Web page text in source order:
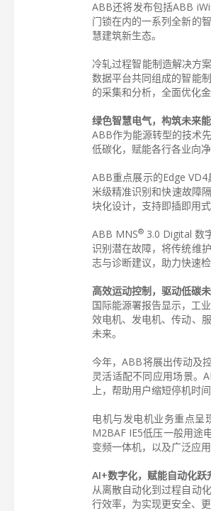
ABB还将发布包括ABB
门锁在内的一系列全新的
慧建筑新生态。
冷轧过程智能制造解决方
数据平台共同组成的智能
的采集和分析，全面优化
绿色智慧电气，构筑未来
ABB作为能源转型的技术
低碳化，赋能各行各业向
ABB重点展示的Edge
米级精准识别和快速故障
块化设计，支持即插即用
ABB MNS® 3.0 Digital 数
识别潜在故障，将传统维
志与诊断建议，助力快速
高效运动控制，驱动低碳
国际能源署报告显示，工
效电机、发电机、传动、
未来。
今年，ABB将展出传动及
灵活适配不同应用场景。
上，帮助用户缩短停机时
电机与发电机业务重点呈
M2BAF IE5低压一般用途
变频一体机，以及广泛应
AI+数字化，赋能自动化跃
从离散自动化到过程自动
行效率，为实现更安全、